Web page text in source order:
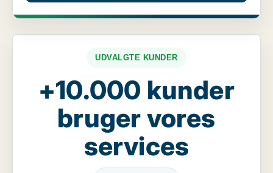
UDVALGTE KUNDER
+10.000 kunder
bruger vores
services